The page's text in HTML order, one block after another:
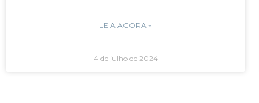
LEIA AGORA »
4 de julho de 2024